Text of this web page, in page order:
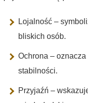
Lojalność –
bliskich osób.
Ochrona –
stabilności.
Przyjaźń –